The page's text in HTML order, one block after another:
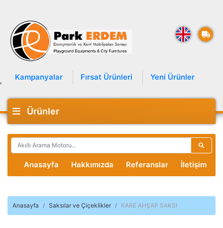
Kampanyalar Fırsat Ürünleri Yeni Ürünler
'
Ürünler
Anasayfa Hakkımızda Referanslar İletişim
Anasayfa Saksılar ve Çiçeklikler KARE AHŞAP SAKSI